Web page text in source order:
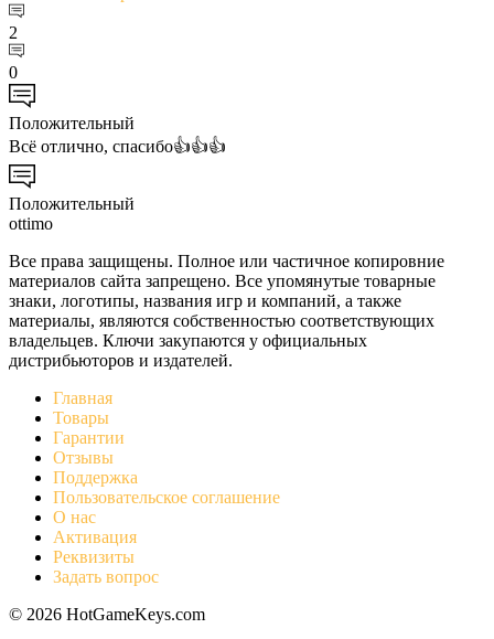
2
0
Положительный
Всё отлично, спасибо👍👍👍
Положительный
ottimo
Все права защищены. Полное или частичное копировние
материалов сайта запрещено. Все упомянутые товарные
знаки, логотипы, названия игр и компаний, а также
материалы, являются собственностью соответствующих
владельцев. Ключи закупаются у официальных
дистрибьюторов и издателей.
Главная
Товары
Гарантии
Отзывы
Поддержка
Пользовательское соглашение
О нас
Активация
Реквизиты
Задать вопрос
© 2026 HotGameKeys.com